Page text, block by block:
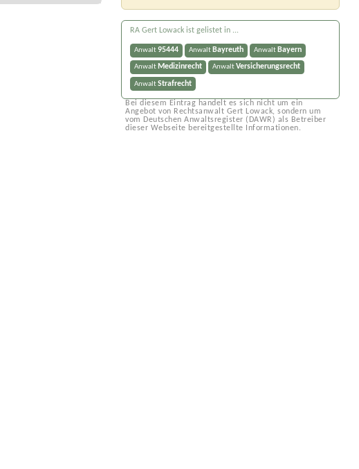
RA Gert Lowack ist gelistet in ...
Anwalt95444 AnwaltBayreuth AnwaltBayern
AnwaltMedizinrecht AnwaltVersicherungsrecht
AnwaltStrafrecht
Bei diesem Eintrag handelt es sich nicht um ein
Angebot von Rechtsanwalt Gert Lowack, sondern um
vom Deutschen Anwaltsregister (DAWR) als Betreiber
dieser Webseite bereitgestellte Informationen.